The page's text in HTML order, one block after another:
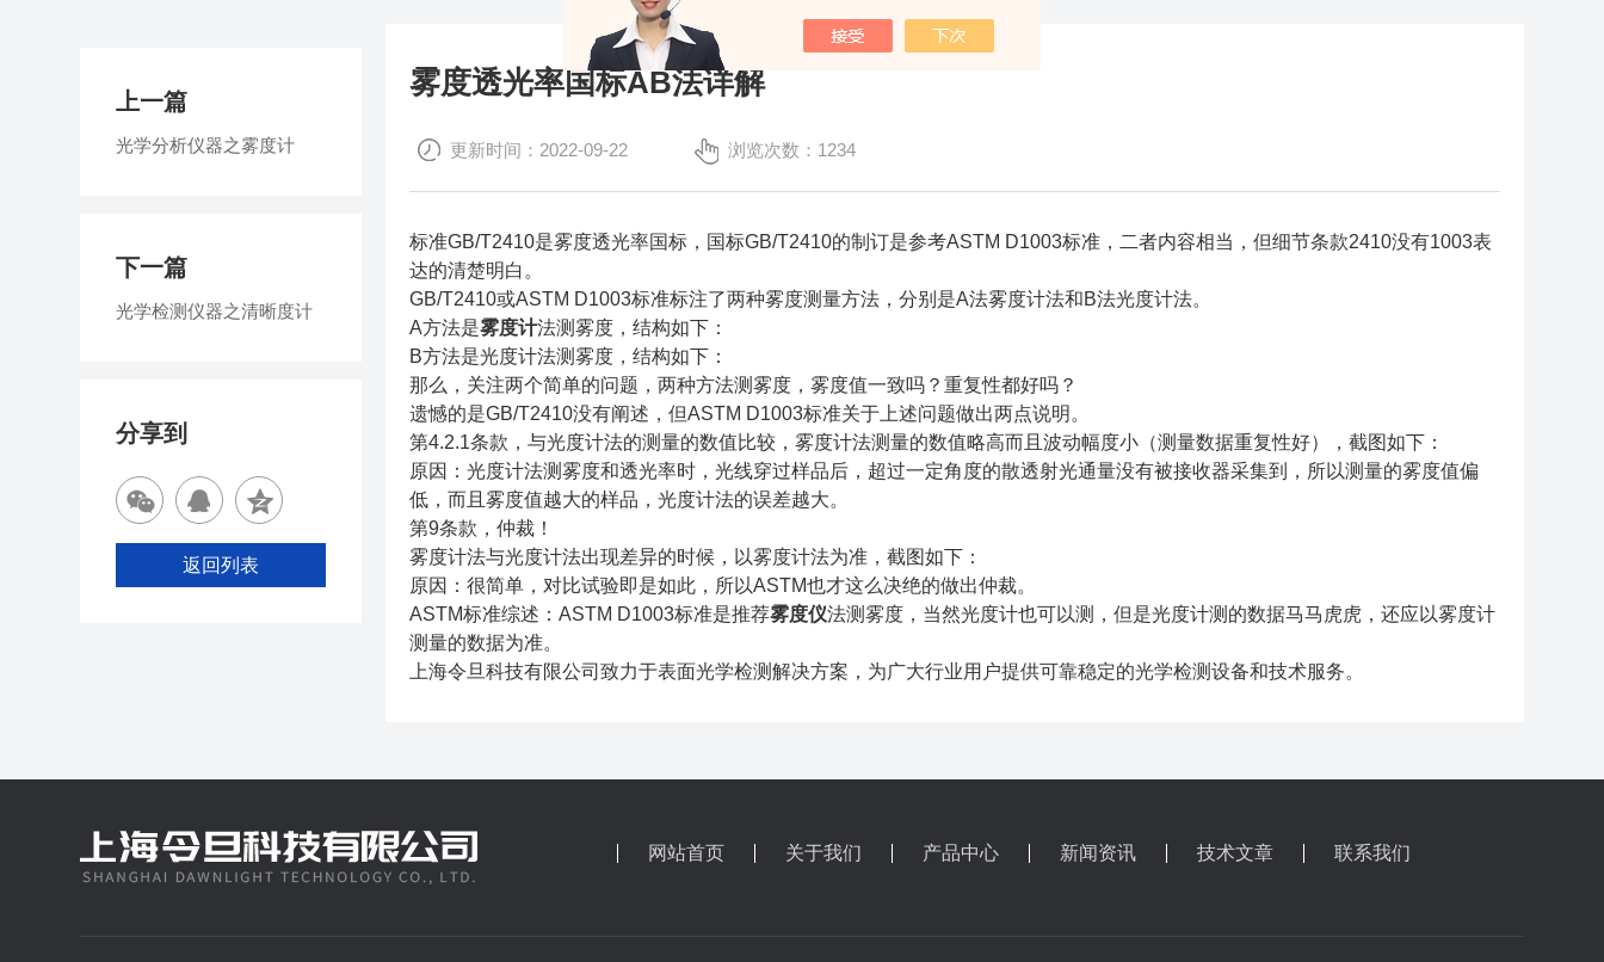
雾度透光率国标AB法详解
更新时间：2022-09-22 浏览次数：1234
标准GB/T2410是雾度透光率国标，国标GB/T2410的制订是参考ASTM D1003标准，二者内容相当，但细节条款2410没有1003表
达的清楚明白。
GB/T2410或ASTM D1003标准标注了两种雾度测量方法，分别是A法雾度计法和B法光度计法。
A方法是雾度计法测雾度，结构如下：
B方法是光度计法测雾度，结构如下：
那么，关注两个简单的问题，两种方法测雾度，雾度值一致吗？重复性都好吗？
遗憾的是GB/T2410没有阐述，但ASTM D1003标准关于上述问题做出两点说明。
第4.2.1条款，与光度计法的测量的数值比较，雾度计法测量的数值略高而且波动幅度小（测量数据重复性好），截图如下：
原因：光度计法测雾度和透光率时，光线穿过样品后，超过一定角度的散透射光通量没有被接收器采集到，所以测量的雾度值偏
低，而且雾度值越大的样品，光度计法的误差越大。
第9条款，仲裁！
雾度计法与光度计法出现差异的时候，以雾度计法为准，截图如下：
原因：很简单，对比试验即是如此，所以ASTM也才这么决绝的做出仲裁。
ASTM标准综述：ASTM D1003标准是推荐雾度仪法测雾度，当然光度计也可以测，但是光度计测的数据马马虎虎，还应以雾度计
测量的数据为准。
上海令旦科技有限公司致力于表面光学检测解决方案，为广大行业用户提供可靠稳定的光学检测设备和技术服务。
上一篇
光学分析仪器之雾度计
下一篇
光学检测仪器之清晰度计
分享到
返回列表
网站首页 关于我们 产品中心 新闻资讯 技术文章 联系我们